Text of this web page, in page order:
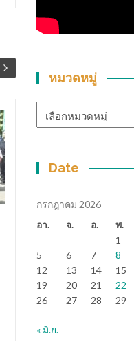
สุราษฎร์ธ
บาท ส่งต่
ปิดฉากยิ่งใ
ข่าวทั่วไทย
หมวดหมู่
หมู่
Date
กรกฎาคม 2026
อา.
จ. อ. พ.
1
5
6 7 8
12
13 14 15
19
20 21 22
26
27 28 29
« มิ.ย.